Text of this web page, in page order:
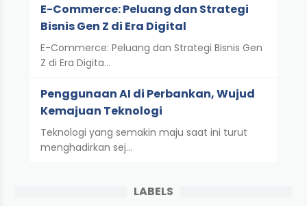
E-Commerce: Peluang dan Strategi
Bisnis Gen Z di Era Digital
E-Commerce: Peluang dan Strategi Bisnis Gen
Z di Era Digita…
Penggunaan AI di Perbankan, Wujud
Kemajuan Teknologi
Teknologi yang semakin maju saat ini turut
menghadirkan sej…
LABELS